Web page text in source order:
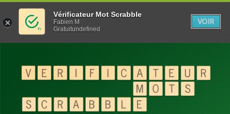
Vérificateur Mot Scrabble
Fabien M
Gratuitundefined
VOIR